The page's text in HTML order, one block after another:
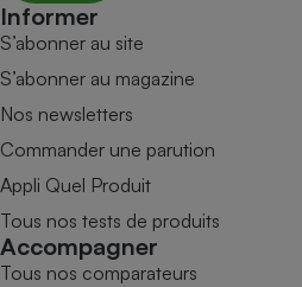
Informer
S’abonner au site
S’abonner au magazine
Nos newsletters
Commander une parution
Appli Quel Produit
Tous nos tests de produits
Accompagner
Tous nos comparateurs